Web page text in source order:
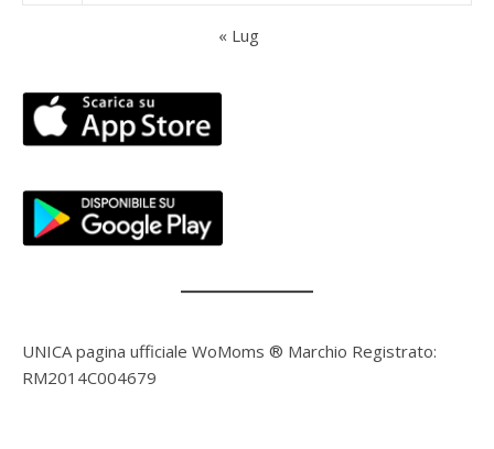
« Lug
UNICA pagina ufficiale WoMoms ® Marchio Registrato:
RM2014C004679